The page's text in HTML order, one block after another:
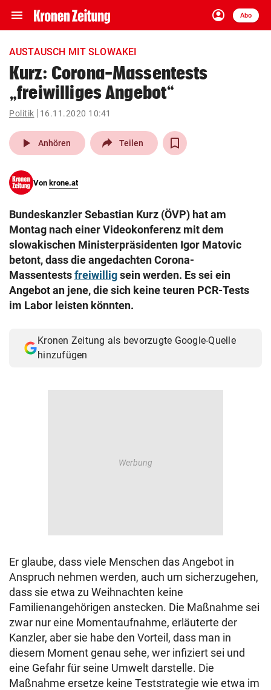
menu Navigation
ein-/ausklappen
account_circle
Anmelden
Abo
close Schließen
account_circle Anmelden
pin_drop
Wien arrow_right
search
eingeben
© Krone Multimedia GmbH & Co KG 2026
Muthgasse 2, 1190 Wien
AUSTAUSCH MIT SLOWAKEI
Kurz: Corona-Massentests
„freiwilliges Angebot“
Politik 16.11.2020 10:41
play_arrow Anhören Teilen
Von krone.at
Bundeskanzler Sebastian Kurz (ÖVP) hat am
Montag nach einer Videokonferenz mit dem
slowakischen Ministerpräsidenten Igor Matovic
betont, dass die angedachten Corona-
Massentestsfreiwilligsein werden. Es sei ein
Angebot an jene, die sich keine teuren PCR-Tests
im Labor leisten könnten.
Kronen Zeitung als bevorzugte Google-Quelle
hinzufügen
Er glaube, dass viele Menschen das Angebot in
Anspruch nehmen werden, auch um sicherzugehen,
dass sie etwa zu Weihnachten keine
Familienangehörigen anstecken. Die Maßnahme sei
zwar nur eine Momentaufnahme, erläuterte der
Kanzler, aber sie habe den Vorteil, dass man in
diesem Moment genau sehe, wer infiziert sei und
eine Gefahr für seine Umwelt darstelle. Die
Maßnahme ersetze keine Teststrategie wie etwa im